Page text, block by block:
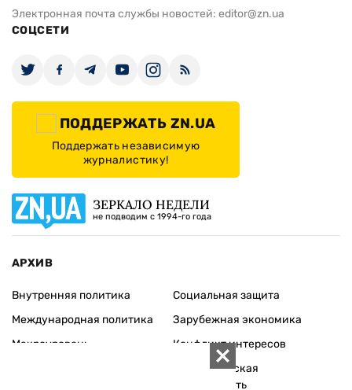
Электронная почта службы новостей: editor@zn.ua
СОЦСЕТИ
ПОДДЕРЖАТЬ ZN.UA
Поддержать независимую
журналистику!
ЗЕРКАЛО НЕДЕЛИ
не подводим с 1994-го года
АРХИВ
Внутренняя политика
Международная политика
Макроуровень
Социальная защита
Зарубежная экономика
Конфликт интересов
Экономическая
безопасность